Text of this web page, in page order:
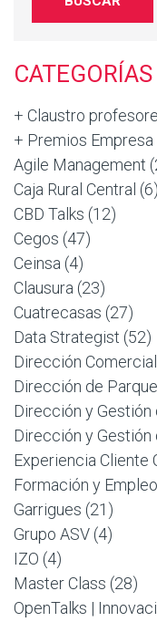
CATEGORÍAS
+ Claustro
+ Premios
Agile Management
Caja Rural Central (6)
CBD Talks (12)
Cegos (47)
Ceinsa (4)
Clausura (23)
Cuatrecasas (27)
Data Strategist (52)
Dirección
Dirección de
Dirección y Gestión
Dirección y
Experiencia Cliente
Formación y Empleo
Garrigues (21)
Grupo ASV (4)
IZO (4)
Master Class (28)
OpenTalks |